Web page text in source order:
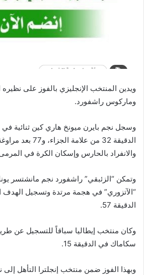
ويدين المنتخب الإنجليزي بالفوز على
وماركوس راشفورد.
وسجل نجم بايرن ميونخ هاري كين ثنائية
الدقيقة 32 من علامة
والانفراد بالحارس وإسكان الكرة في
وتمكن “الزئبقي” راشفورد نجم مانشتسر
“الآتزوري” في هجمة مرتدة وتسجيل الهدف
الدقيقة 57.
وكان منتخب إيطاليا سباقاً للتسجيل عن
سكاماك في الدقيقة 15.